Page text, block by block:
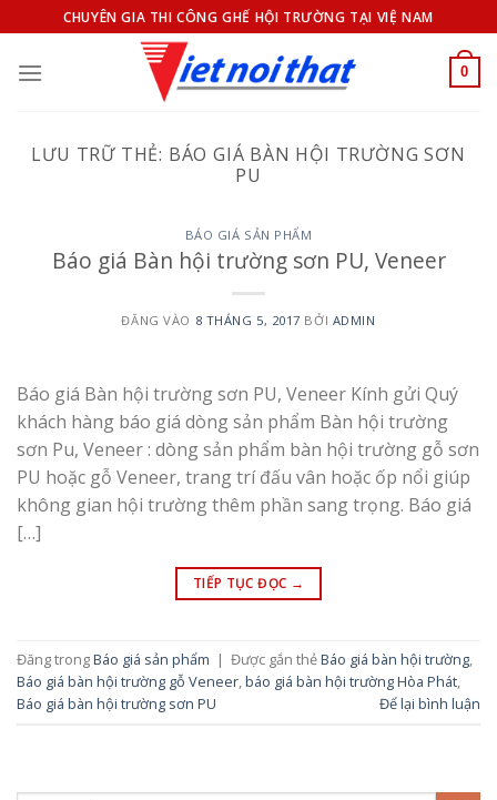
qua
nội
CHUYÊN GIA THI CÔNG GHẾ HỘI TRƯỜNG TẠI VIỆ NAM
0
LƯU TRỮ THẺ: BÁO GIÁ BÀN HỘI TRƯỜNG SƠN
PU
BÁO GIÁ SẢN PHẨM
Báo giá Bàn hội trường sơn PU, Veneer
ĐĂNG VÀO 8 THÁNG 5, 2017 BỞI ADMIN
Báo giá Bàn hội trường sơn PU, Veneer Kính gửi Quý
khách hàng báo giá dòng sản phẩm Bàn hội trường
sơn Pu, Veneer : dòng sản phẩm bàn hội trường gỗ sơn
PU hoặc gỗ Veneer, trang trí đấu vân hoặc ốp nổi giúp
không gian hội trường thêm phần sang trọng. Báo giá
[…]
TIẾP TỤC ĐỌC →
Đăng trongBáo giá sản phẩm | Được gắn thẻBáo giá bàn hội trường,
Báo giá bàn hội trường gỗ Veneer,báo giá bàn hội trường Hòa Phát,
Báo giá bàn hội trường sơn PU
Để lại bình luận